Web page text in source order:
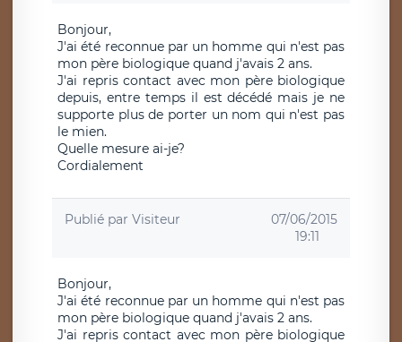
Bonjour,
J'ai été reconnue par un homme qui n'est pas
mon père biologique quand j'avais 2 ans.
J'ai repris contact avec mon père biologique
depuis, entre temps il est décédé mais je ne
supporte plus de porter un nom qui n'est pas
le mien.
Quelle mesure ai-je?
Cordialement
Publié par Visiteur
07/06/2015
19:11
Bonjour,
J'ai été reconnue par un homme qui n'est pas
mon père biologique quand j'avais 2 ans.
J'ai repris contact avec mon père biologique